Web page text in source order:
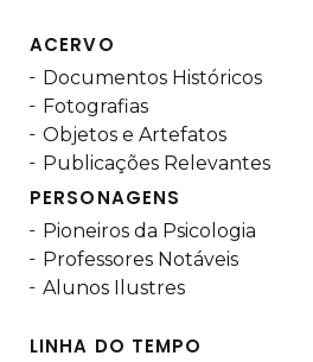
ACERVO
Documentos Históricos
Fotografias
Objetos e Artefatos
Publicações Relevantes
PERSONAGENS
Pioneiros da Psicologia
Professores Notáveis
Alunos Ilustres
LINHA DO TEMPO